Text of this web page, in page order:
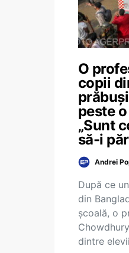
O
copii
peste
„Sunt
să-i
Andrei
După ce
din
şcoală, o
dintre